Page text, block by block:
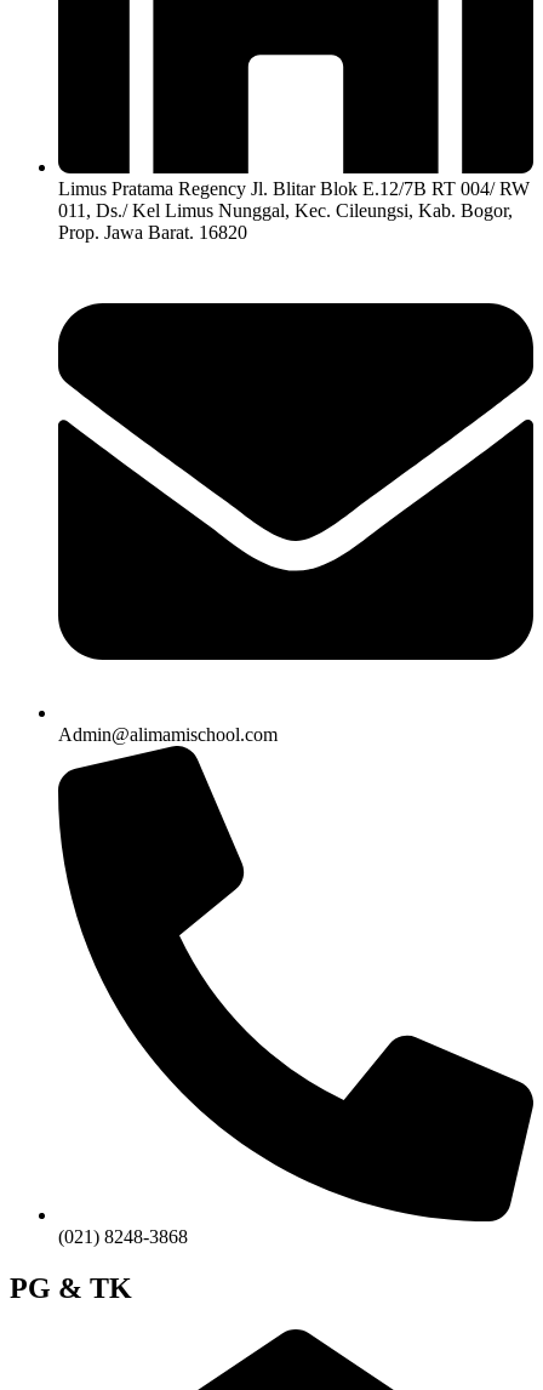
Limus Pratama Regency Jl. Blitar Blok E.12/7B RT 004/ RW
011, Ds./ Kel Limus Nunggal, Kec. Cileungsi, Kab. Bogor,
Prop. Jawa Barat. 16820
Admin@alimamischool.com
(021) 8248-3868
PG & TK